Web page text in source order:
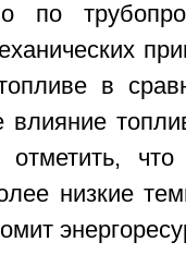
по
в
влияние
что
низкие